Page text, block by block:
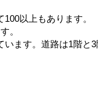
以上もあります。
。
ます。道路は1階と